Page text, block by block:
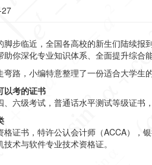
脚步临近，全国各高校的新生们陆续
你深化专业知识体系、全面提升综合能
弯路，小编特意整理了一份适合大学生
以考的证书
六级考试， 普通话水平测试等级证书，
格证书，特许公认会计师（ACCA），
术与软件专业技术资格证。